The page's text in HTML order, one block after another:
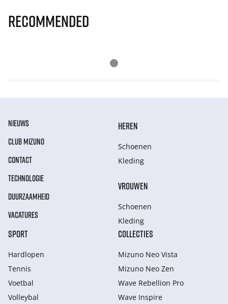
Recommended
NIEUWS
CLUB MIZUNO
CONTACT
TECHNOLOGIE
DUURZAAMHEID
VACATURES
HEREN
Schoenen
Kleding
VROUWEN
Schoenen
Kleding
SPORT
Hardlopen
Tennis
Voetbal
Volleybal
COLLECTIES
Mizuno Neo Vista
Mizuno Neo Zen
Wave Rebellion Pro
Wave Inspire